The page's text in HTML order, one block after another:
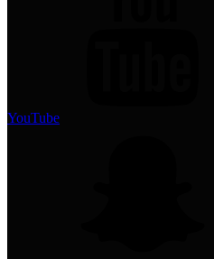
YouTube